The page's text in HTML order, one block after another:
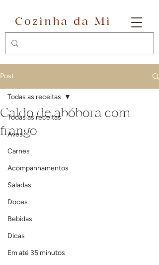
Cozinha da Mi
Post
Todas as receitas
Aves
Carnes
Acompanhamentos
Saladas
Doces
Bebidas
Dicas
Em até 35 minutos
Todas as receitas
Caldo de abóbora com
frango